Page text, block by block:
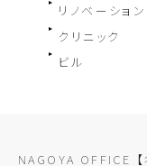
リノベーション
クリニック
ビル
NAGOYA OFFICE